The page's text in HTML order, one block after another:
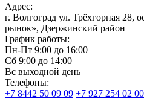
Адрес:
г. Волгоград ул. Трёхгорная 28,
рынок», Дзержинский район
График работы:
Пн-Пт 9:00 до 16:00
Сб 9:00 до 14:00
Вс выходной день
Телефоны:
+7 8442 50 09 09 +7 927 254 02 00